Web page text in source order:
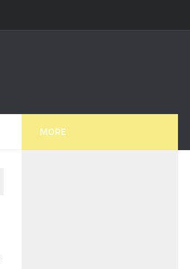
MORE